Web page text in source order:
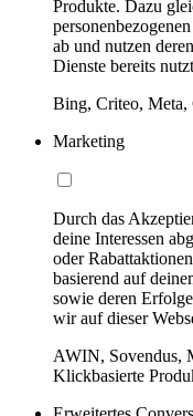
Produkte. Dazu
ab und nutzen
Dienste bereits
Bing, Criteo,
Marketing
Durch das
deine Interessen
oder
basierend auf
sowie deren
wir auf dieser
AWIN, Sovendus,
Klickbasierte